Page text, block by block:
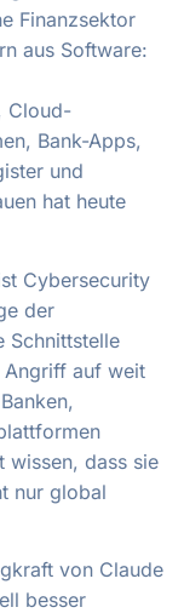
Finanzsektor
aus Software:
Cloud-
Bank-Apps,
und
hat heute
Cybersecurity
der
Schnittstelle
Angriff auf weit
wissen, dass sie
nur global
von Claude
besser